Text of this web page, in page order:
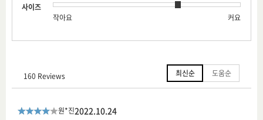
사이즈
작아요
커요
160 Reviews 최신순 도움순
원*진2022.10.24